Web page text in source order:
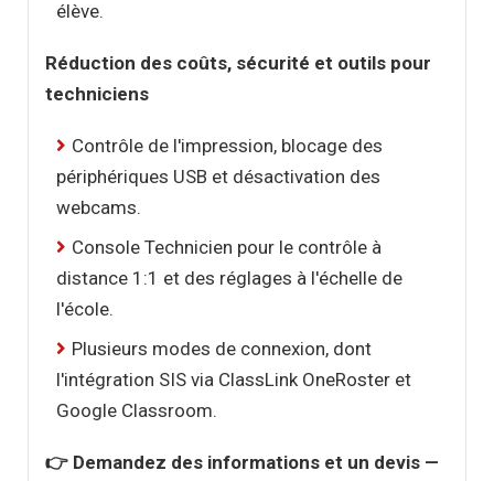
élève.
Réduction des coûts, sécurité et outils pour
techniciens
Contrôle de l'impression, blocage des
périphériques USB et désactivation des
webcams.
Console Technicien pour le contrôle à
distance 1:1 et des réglages à l'échelle de
l'école.
Plusieurs modes de connexion, dont
l'intégration SIS via ClassLink OneRoster et
Google Classroom.
👉 Demandez des informations et un devis —